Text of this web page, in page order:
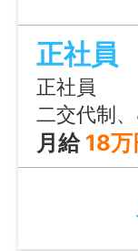
正社員
正社員
二交代制
月給 18万